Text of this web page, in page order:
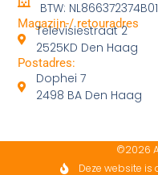
BTW: NL866372374B01
Magazijn-/ retouradres
Televisiestraat 2
2525KD Den Haag
Postadres:
Dophei 7
2498 BA Den Haag
©2026
Deze website is